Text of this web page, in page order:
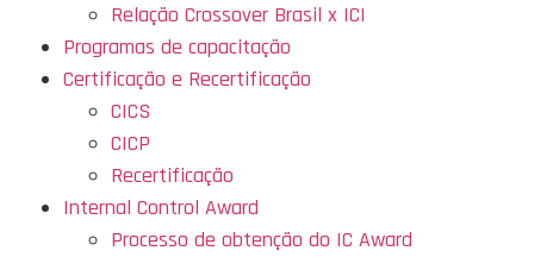
Relação Crossover Brasil x ICI
Programas de capacitação
Certificação e Recertificação
CICS
CICP
Recertificação
Internal Control Award
Processo de obtenção do IC Award